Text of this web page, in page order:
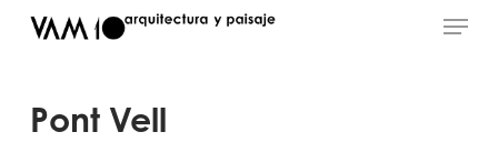
Skip
Menu
Pont Vell